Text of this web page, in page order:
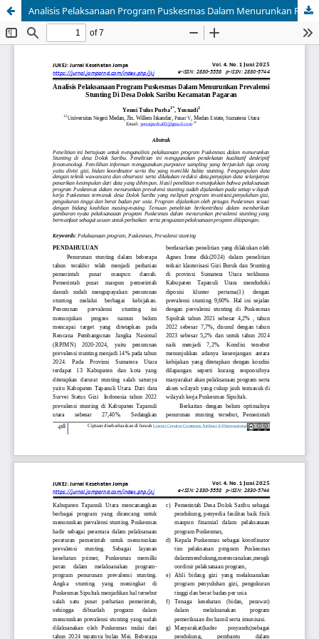
Analisis Pelaksanaan Program Puskesmas Dalam Menurunkan Prevalensi Stunting Di Desa Dolok Saribu Kecamatan Pagaran